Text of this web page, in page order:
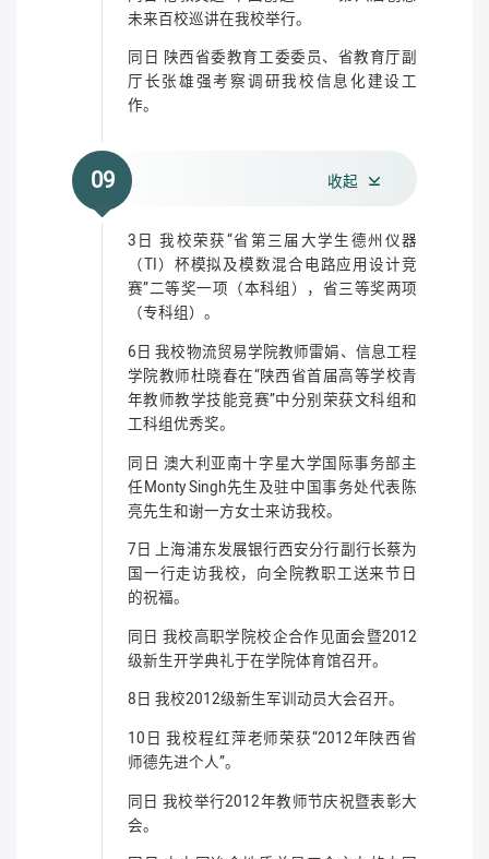
未来百校巡讲在我校举行。
同日 陕西省委教育工委委员、省教育厅副
厅长张雄强考察调研我校信息化建设工
作。
09 收起
3日 我校荣获“省第三届大学生德州仪器
（TI）杯模拟及模数混合电路应用设计竞
赛”二等奖一项（本科组），省三等奖两项
（专科组）。
6日 我校物流贸易学院教师雷娟、信息工程
学院教师杜晓春在“陕西省首届高等学校青
年教师教学技能竞赛”中分别荣获文科组和
工科组优秀奖。
同日 澳大利亚南十字星大学国际事务部主
任Monty Singh先生及驻中国事务处代表陈
亮先生和谢一方女士来访我校。
7日 上海浦东发展银行西安分行副行长蔡为
国一行走访我校，向全院教职工送来节日
的祝福。
同日 我校高职学院校企合作见面会暨2012
级新生开学典礼于在学院体育馆召开。
8日 我校2012级新生军训动员大会召开。
10日 我校程红萍老师荣获“2012年陕西省
师德先进个人”。
同日 我校举行2012年教师节庆祝暨表彰大
会。